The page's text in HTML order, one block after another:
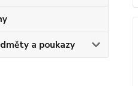
a poukazy